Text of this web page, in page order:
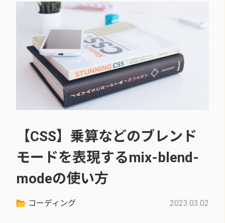
【CSS】乗算などのブレンド
モードを表現するmix-blend-
modeの使い方
コーディング 2023.03.02